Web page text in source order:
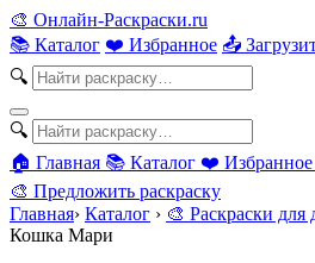
🎨 Онлайн-Раскраски.ru
📚 Каталог ❤️ Избранное 📤
🔍
🔍
🏠 Главная 📚 Каталог ❤️ Избранное
🎨 Предложить раскраску
Главная› Каталог › 🎨 Раскраски для
Кошка Мари